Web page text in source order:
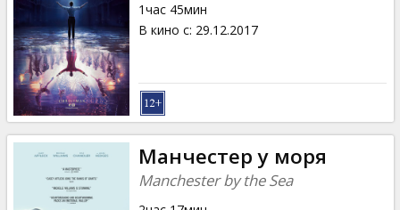
1час 45мин
В кино с: 29.12.2017
Манчестер у моря
Manchester by the Sea